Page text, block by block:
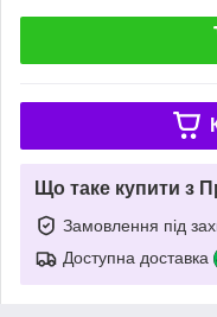
Що таке купити з
Замовлення під
Доступна доставка